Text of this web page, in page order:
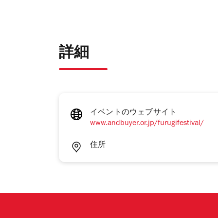
詳細
イベントのウェブサイト
www.andbuyer.or.jp/furugifestival/
住所